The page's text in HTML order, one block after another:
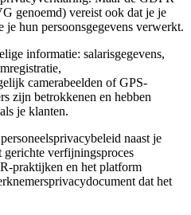
genoemd) vereist ook dat je je
hun persoonsgegevens verwerkt.
informatie: salarisgegevens,
camerabeelden of GPS-
zijn betrokkenen en hebben
je klanten.
naast je
verfijningsproces
praktijken en het platform
dat het